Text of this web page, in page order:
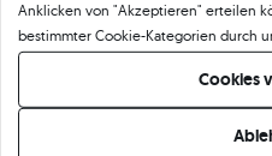
GEPRÜFTE
Anklicken von "Akzeptieren" erteilen
bestimmter Cookie-Kategorien durch
möchten, klicken Sie auf "Lassen Sie
Präferenzen. Sie können Ihre
Ihre Cookie-Einstellungen ändern.
Cookies